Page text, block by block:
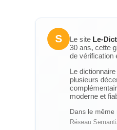
S Le site Le-
30 ans, cette
de vérification
Le
plusieurs
moderne et
Dans le même
Réseau